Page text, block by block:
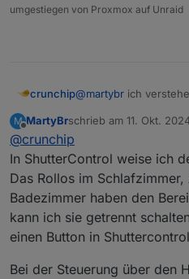
umgestiegen von Proxmox auf Unraid
crunchip@martybr ich
M MartyBrschrieb am 11. Okt.
zuletzt editiert von
@crunchip
In ShutterControl weise ich
Das Rollos im
Badezimmer haben den
kann ich sie getrennt
einen Button in
Bei der Steuerung über den